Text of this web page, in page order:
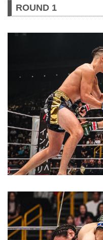
ROUND 1